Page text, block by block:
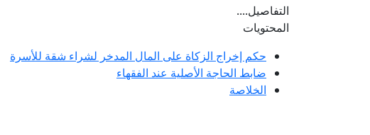
التفاصيل....
المحتويات
حكم إخراج الزكاة على المال المدخر لشراء شقة للأسرة
ضابط الحاجة الأصلية عند الفقهاء
الخلاصة